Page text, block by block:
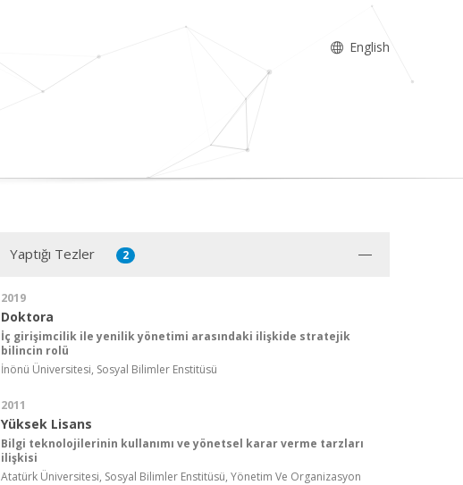
English
Yaptığı Tezler 2
2019
Doktora
İç girişimcilik ile yenilik yönetimi arasındaki ilişkide stratejik
bilincin rolü
İnönü Üniversitesi, Sosyal Bilimler Enstitüsü
2011
Yüksek Lisans
Bilgi teknolojilerinin kullanımı ve yönetsel karar verme tarzları
ilişkisi
Atatürk Üniversitesi, Sosyal Bilimler Enstitüsü, Yönetim Ve Organizasyon